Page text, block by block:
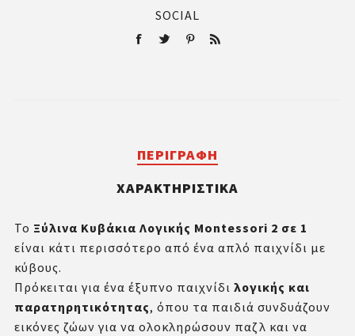
SOCIAL
ΠΕΡΙΓΡΑΦΉ
ΧΑΡΑΚΤΗΡΙΣΤΙΚΆ
Το Ξύλινα Κυβάκια Λογικής Montessori 2 σε 1
είναι κάτι περισσότερο από ένα απλό παιχνίδι με
κύβους.
Πρόκειται για ένα έξυπνο παιχνίδι λογικής και
παρατηρητικότητας, όπου τα παιδιά συνδυάζουν
εικόνες ζώων για να ολοκληρώσουν παζλ και να